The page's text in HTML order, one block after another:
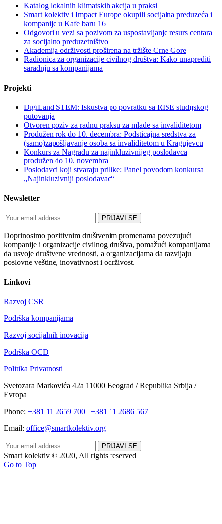
Katalog lokalnih klimatskih akcija u praksi
Smart kolektiv i Impact Europe okupili socijalna preduzeća i
kompanije u Kafe baru 16
Odgovori u vezi sa pozivom za uspostavljanje resurs centara
za socijalno preduzetništvo
Akademija održivosti proširena na tržište Crne Gore
Radionica za organizacije civilnog društva: Kako unaprediti
saradnju sa kompanijama
Projekti
DigiLand STEM: Iskustva po povratku sa RISE studijskog
putovanja
Otvoren poziv za radnu praksu za mlade sa invaliditetom
Produžen rok do 10. decembra: Podsticajna sredstva za
(samo)zapošljavanje osoba sa invaliditetom u Kragujevcu
Konkurs za Nagradu za najinkluzivnijeg poslodavca
produžen do 10. novembra
Poslodavci koji stvaraju prilike: Panel povodom konkursa
„Najinkluzivniji poslodavac“
Newsletter
Doprinosimo pozitivnim društvenim promenama povezujući
kompanije i organizacije civilnog društva, pomažući kompanijama
da usvoje društvene vrednosti, a organizacijama da razvijaju
poslovne veštine, inovativnost i održivost.
Linkovi
Razvoj CSR
Podrška kompanijama
Razvoj socijalnih inovacija
Podrška OCD
Politika Privatnosti
Svetozara Markovića 42a 11000 Beograd / Republika Srbija /
Evropa
Phone: +381 11 2659 700 | +381 11 2686 567
Email: office@smartkolektiv.org
Smart kolektiv © 2020, All rights reserved
Go to Top